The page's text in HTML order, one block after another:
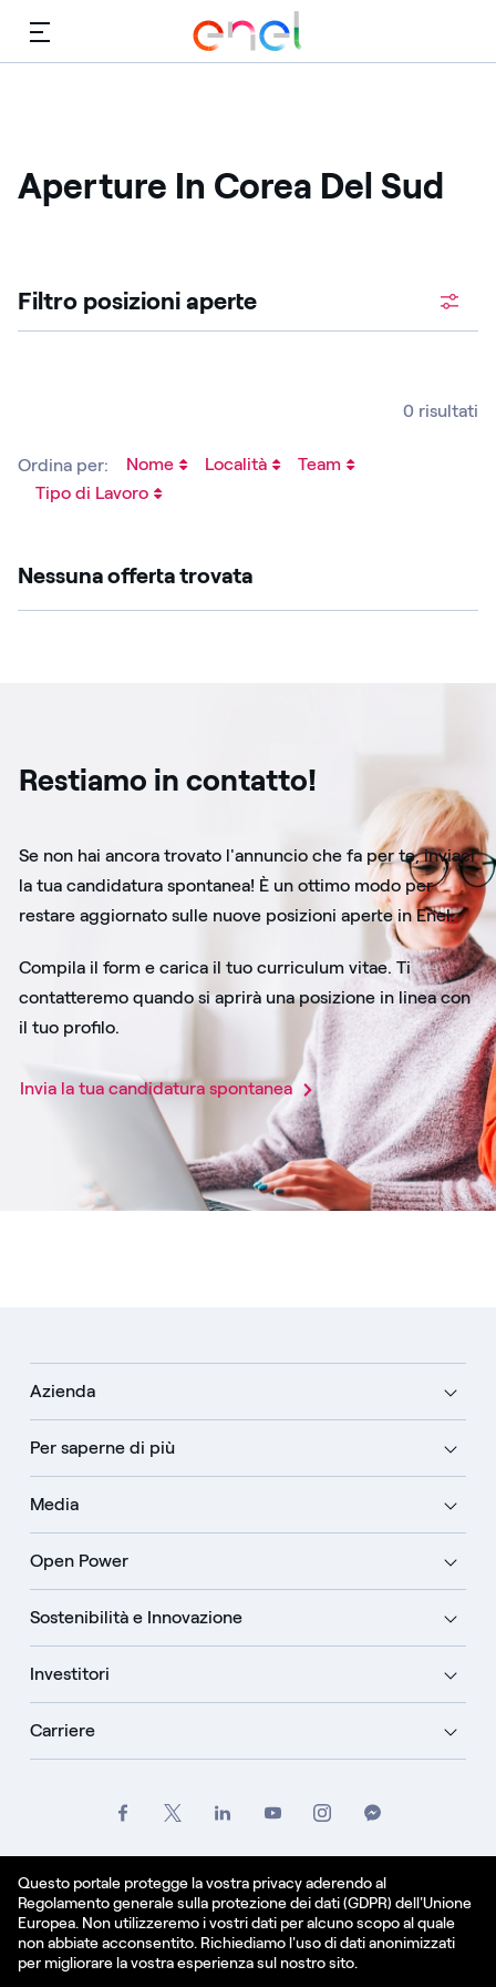
Questo portale protegge la vostra privacy aderendo al
Regolamento generale sulla protezione dei dati (GDPR) dell'Unione
Europea. Non utilizzeremo i vostri dati per alcuno scopo al quale
non abbiate acconsentito. Richiediamo l'uso di dati anonimizzati
per migliorare la vostra esperienza sul nostro sito.
Menù
Aperture In Corea Del Sud
Filtro posizioni aperte ​
0 risultati
Ordina per:
Nessuna offerta trovata
Restiamo in contatto!
Se non hai ancora trovato l'annuncio che fa per te, inviaci
la tua candidatura spontanea! È un ottimo modo per
restare aggiornato sulle nuove posizioni aperte in Enel.
Compila il form e carica il tuo curriculum vitae. Ti
contatteremo quando si aprirà una posizione in linea con
il tuo profilo.
Invia la tua candidatura spontanea​
Azienda
Per saperne di più
Media
Open Power
Sostenibilità e Innovazione
Investitori
Carriere
Informativa sui cookie
Italiano